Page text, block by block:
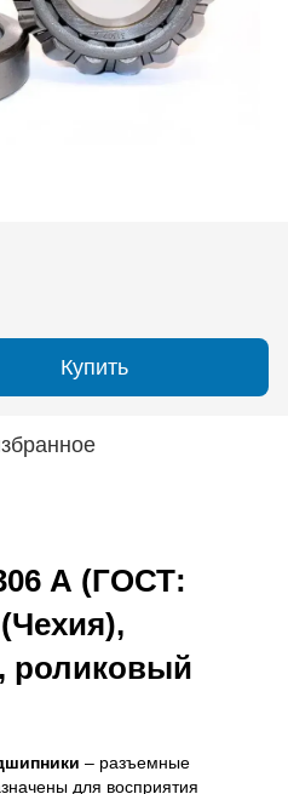
Купить
А (ГОСТ:
роликовый
– разъемные
для восприятия